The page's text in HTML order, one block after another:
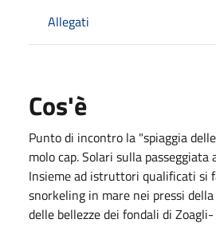
Allegati
Cos'è
Punto di incontro la "spiaggia
molo cap. Solari sulla passeggiata
Insieme ad istruttori qualificati si
snorkeling in mare nei pressi
delle bellezze dei fondali di Zoagli-